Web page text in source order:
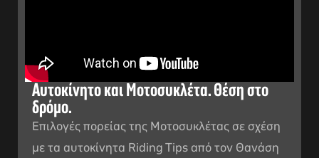
Αυτοκίνητο και Μοτοσυκλέτα. Θέση στο
δρόμο.
Επιλογές πορείας της Μοτοσυκλέτας σε σχέση
με τα αυτοκίνητα Riding Tips από τον Θανάση